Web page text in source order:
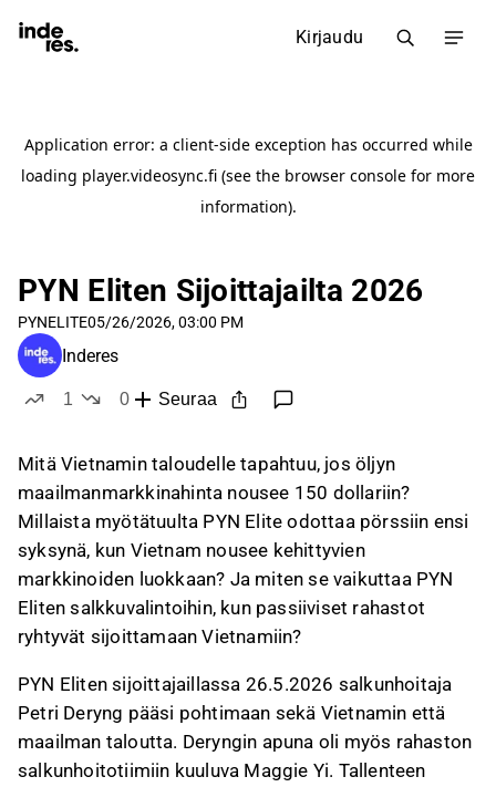
Kirjaudu
PYN Eliten Sijoittajailta 2026
PYNELITE05/26/2026, 03:00 PM
Inderes
1
0
Seuraa
Mitä Vietnamin taloudelle tapahtuu, jos öljyn
maailmanmarkkinahinta nousee 150 dollariin?
Millaista myötätuulta PYN Elite odottaa pörssiin ensi
syksynä, kun Vietnam nousee kehittyvien
markkinoiden luokkaan? Ja miten se vaikuttaa PYN
Eliten salkkuvalintoihin, kun passiiviset rahastot
ryhtyvät sijoittamaan Vietnamiin?
PYN Eliten sijoittajaillassa 26.5.2026 salkunhoitaja
Petri Deryng pääsi pohtimaan sekä Vietnamin että
maailman taloutta. Deryngin apuna oli myös rahaston
salkunhoitotiimiin kuuluva Maggie Yi. Tallenteen